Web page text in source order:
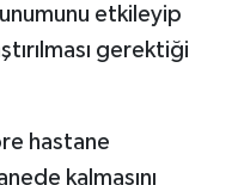
etkileyip
gerektiği
hastane
kalmasını